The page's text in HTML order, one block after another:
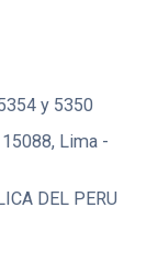
y 5350
Lima -
DEL PERU